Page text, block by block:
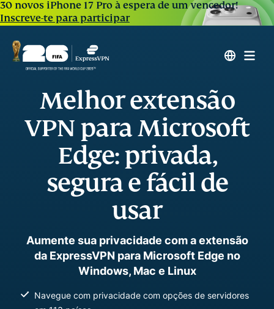
30 novos iPhone 17 Pro à espera de um vencedor!
Inscreve-te para participar
Melhor extensão
VPN para Microsoft
Edge: privada,
segura e fácil de
usar
Aumente sua privacidade com a extensão
da ExpressVPN para Microsoft Edge no
Windows, Mac e Linux
Navegue com privacidade com opções de servidores